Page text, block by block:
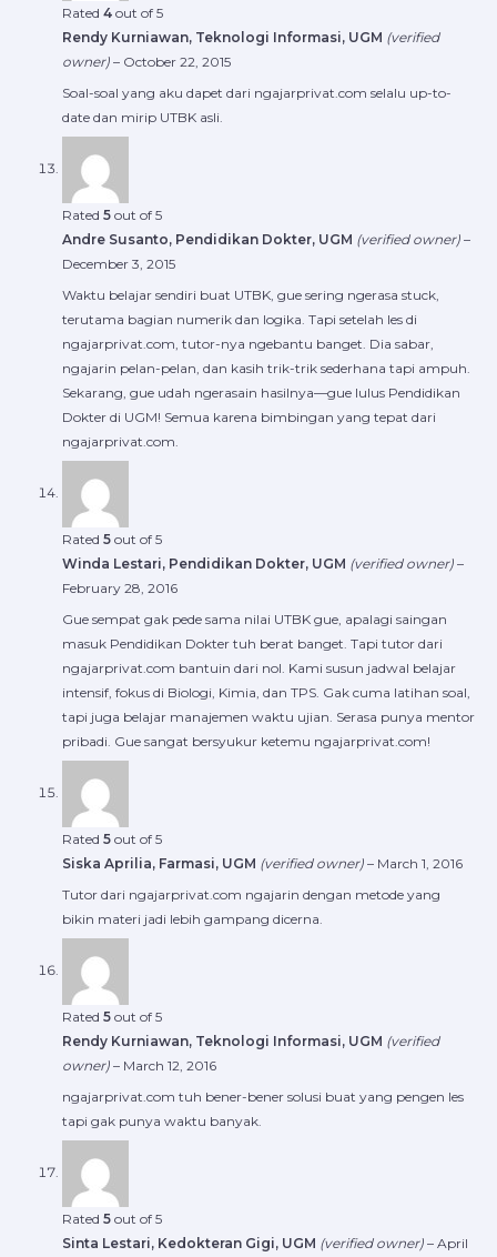
Rated 4 out of 5
Rendy Kurniawan, Teknologi Informasi, UGM (verified
owner) – October 22, 2015
Soal-soal yang aku dapet dari ngajarprivat.com selalu up-to-
date dan mirip UTBK asli.
Rated 5 out of 5
Andre Susanto, Pendidikan Dokter, UGM (verified owner) –
December 3, 2015
Waktu belajar sendiri buat UTBK, gue sering ngerasa stuck,
terutama bagian numerik dan logika. Tapi setelah les di
ngajarprivat.com, tutor-nya ngebantu banget. Dia sabar,
ngajarin pelan-pelan, dan kasih trik-trik sederhana tapi ampuh.
Sekarang, gue udah ngerasain hasilnya—gue lulus Pendidikan
Dokter di UGM! Semua karena bimbingan yang tepat dari
ngajarprivat.com.
Rated 5 out of 5
Winda Lestari, Pendidikan Dokter, UGM (verified owner) –
February 28, 2016
Gue sempat gak pede sama nilai UTBK gue, apalagi saingan
masuk Pendidikan Dokter tuh berat banget. Tapi tutor dari
ngajarprivat.com bantuin dari nol. Kami susun jadwal belajar
intensif, fokus di Biologi, Kimia, dan TPS. Gak cuma latihan soal,
tapi juga belajar manajemen waktu ujian. Serasa punya mentor
pribadi. Gue sangat bersyukur ketemu ngajarprivat.com!
Rated 5 out of 5
Siska Aprilia, Farmasi, UGM (verified owner) – March 1, 2016
Tutor dari ngajarprivat.com ngajarin dengan metode yang
bikin materi jadi lebih gampang dicerna.
Rated 5 out of 5
Rendy Kurniawan, Teknologi Informasi, UGM (verified
owner) – March 12, 2016
ngajarprivat.com tuh bener-bener solusi buat yang pengen les
tapi gak punya waktu banyak.
Rated 5 out of 5
Sinta Lestari, Kedokteran Gigi, UGM (verified owner) – April